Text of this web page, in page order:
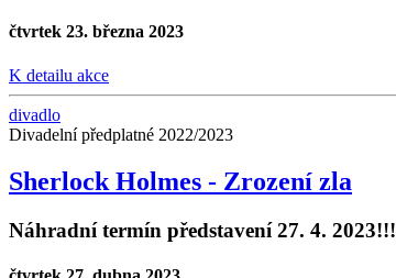
čtvrtek 23. března 2023
K detailu akce
divadlo
Divadelní předplatné 2022/2023
Sherlock Holmes - Zrození zla
Náhradní termín představení 27. 4. 2023!!!